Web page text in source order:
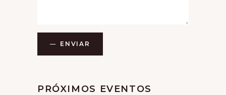
ENVIAR
PRÓXIMOS EVENTOS